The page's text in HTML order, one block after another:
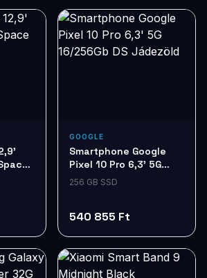
GOOGLE
Smartphone Google
Pixel 10 Pro 6,3' 5G
16/256Gb DS Jádezöld
256 GB SSD
540 855 Ft